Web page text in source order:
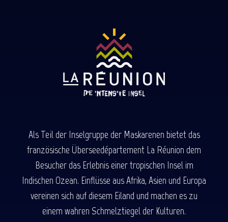
Als Teil der Inselgruppe der Maskarenen bietet das
französische Überseedépartement La Réunion dem
Besucher das Erlebnis einer tropischen Insel im
Indischen Ozean. Einflüsse aus Afrika, Asien und Europa
vereinen sich auf diesem Eiland und machen es zu
einem wahren Schmelztiegel der Kulturen.